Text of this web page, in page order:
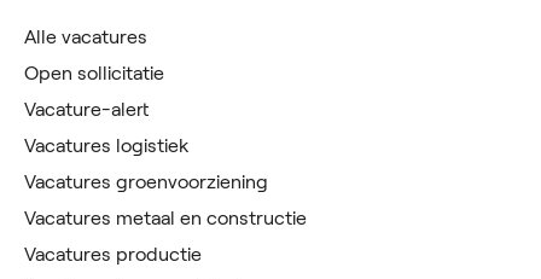
Alle vacatures
Open sollicitatie
Vacature-alert
Vacatures logistiek
Vacatures groenvoorziening
Vacatures metaal en constructie
Vacatures productie